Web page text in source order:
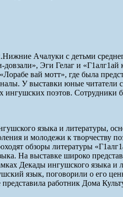
Ачалуки с детьми
Эги Гелаг и
вай мотт», где была
У выставки юные читатели
поэтов. Сотрудники
языка и литературы,
и молодежи к
обзоры литературы
На выставке широко
Декады ингушского языка
язык, поговорили о его
работник Дома